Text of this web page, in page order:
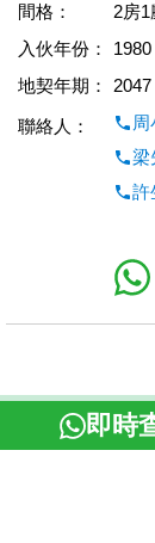
間格：
2房1
入伙年份：
1980
地契年期：
2047
聯絡人：
梁
許
即時
本網頁所提供資